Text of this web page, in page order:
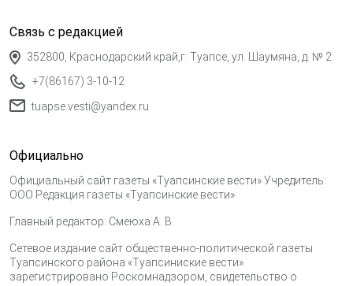
Связь с редакцией
352800, Краснодарский край,г. Туапсе, ул. Шаумяна, д. № 2
+7(86167) 3-10-12
tuapse.vesti@yandex.ru
Официально
Официальный сайт газеты «Туапсинские вести» Учредитель:
ООО Редакция газеты «Туапсинские вести»
Главный редактор: Смеюха А. В.
Сетевое издание сайт общественно-политической газеты
Туапсинского района «Туапсиниские вести»
зарегистрировано Роскомнадзором, свидетельство о